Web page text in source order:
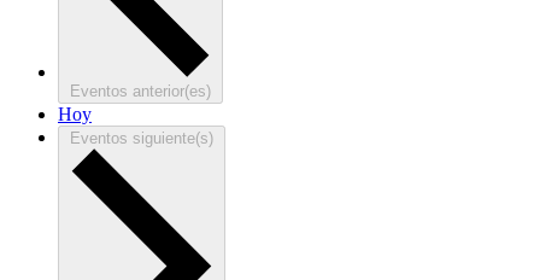
Eventos anterior(es)
Hoy
Eventos siguiente(s)